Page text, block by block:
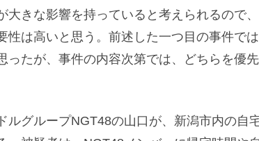
大きな影響を持っていると考えられるので
性は高いと思う。前述した一つ目の事件で
ったが、事件の内容次第では、どちらを優
グループNGT48の山口が、新潟市内の自